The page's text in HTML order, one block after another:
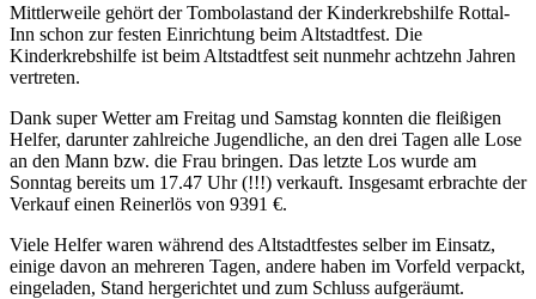
Mittlerweile gehört der Tombolastand der Kinderkrebshilfe Rottal-
Inn schon zur festen Einrichtung beim Altstadtfest. Die
Kinderkrebshilfe ist beim Altstadtfest seit nunmehr achtzehn Jahren
vertreten.
Dank super Wetter am Freitag und Samstag konnten die fleißigen
Helfer, darunter zahlreiche Jugendliche, an den drei Tagen alle Lose
an den Mann bzw. die Frau bringen. Das letzte Los wurde am
Sonntag bereits um 17.47 Uhr (!!!) verkauft. Insgesamt erbrachte der
Verkauf einen Reinerlös von 9391 €.
Viele Helfer waren während des Altstadtfestes selber im Einsatz,
einige davon an mehreren Tagen, andere haben im Vorfeld verpackt,
eingeladen, Stand hergerichtet und zum Schluss aufgeräumt.